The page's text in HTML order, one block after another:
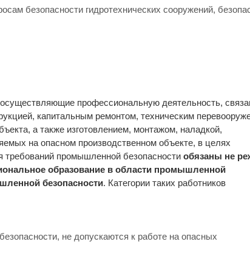
безопасности гидротехнических сооружений,
профессиональную деятельность,
капитальным ремонтом, техническим
а также изготовлением, монтажом, наладкой,
на опасном производственном объекте, в целях
требований промышленной безопасности обязаны не
образование в области промышленной
безопасности. Категории таких работников
не допускаются к работе на опасных